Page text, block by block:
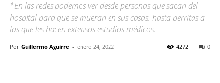
*En las redes podemos ver desde personas que sacan del
hospital para que se mueran en sus casas, hasta perritas a
las que les hacen extensos estudios médicos.
Por Guillermo Aguirre - enero 24, 2022 0
4272